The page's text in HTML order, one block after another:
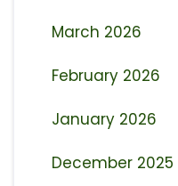
March 2026
February 2026
January 2026
December 2025